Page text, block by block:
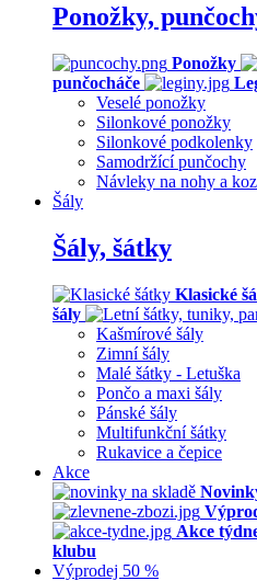
Ponožky,
Ponožky
punčocháče
Veselé ponožky
Silonkové ponožky
Silonkové podkolenky
Samodržící punčochy
Návleky na nohy a
Šály
Šály, šátky
Klasické
šály
Kašmírové šály
Zimní šály
Malé šátky - Letuška
Pončo a maxi šály
Pánské šály
Multifunkční šátky
Rukavice a čepice
Akce
Akce
klubu
Výprodej 50 %